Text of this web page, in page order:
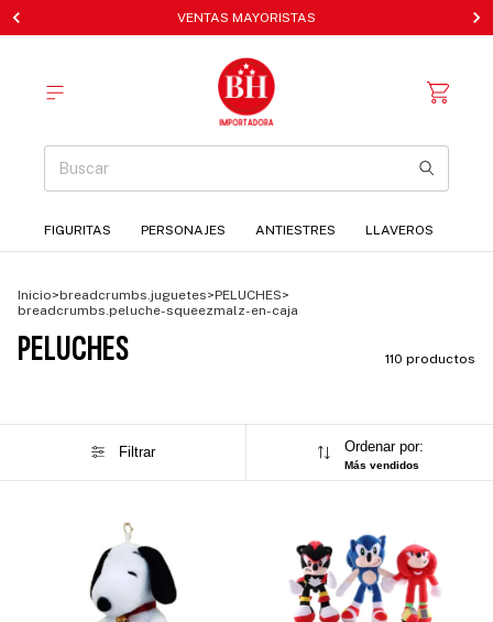
VENTAS MAYORISTAS
FIGURITAS PERSONAJES ANTIESTRES LLAVEROS
Inicio>breadcrumbs.juguetes>PELUCHES>
breadcrumbs.peluche-squeezmalz-en-caja
PELUCHES 110 productos
Filtrar Ordenar por:
Más vendidos